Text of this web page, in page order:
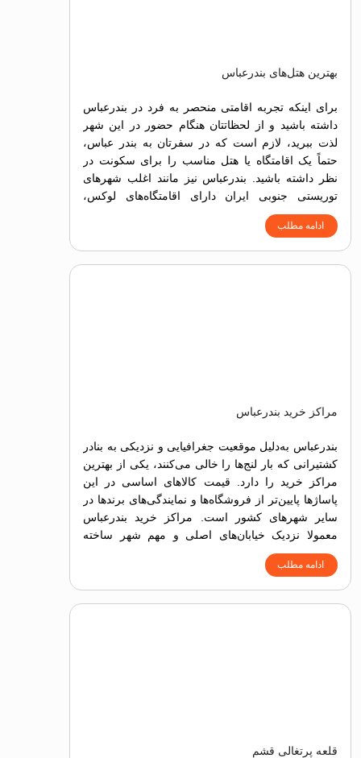
بهترین هتل‌های بندرعباس
برای اینکه تجربه اقامتی منحصر به فرد در بندرعباس
داشته باشید و از لحظاتتان هنگام حضور در این شهر
لذت ببرید، لازم است که در سفرتان به بندر عباس،
حتماً یک اقامتگاه یا هتل مناسب را برای سکونت در
نظر داشته باشید. بندرعباس نیز مانند اغلب شهرهای
توریستی جنوبی ایران دارای اقامتگاه‌های لوکس،
ساحلی و اقتصادی است.
ادامه مطلب
مراکز خرید بندرعباس
بندرعباس به‌دلیل موقعیت جغرافیایی و نزدیکی به بنادر
کشتیرانی که بار لنج‌ها را خالی می‌کنند، یکی از بهترین
مراکز خرید را دارد. قیمت کالاهای اساسی در این
پاساژها پایین‌تر از فروشگاه‌ها و نمایندگی‌های برندها در
سایر شهرهای کشور است. مراکز خرید بندرعباس
معمولا نزدیک خیابان‌های اصلی و مهم شهر ساخته
شده‌اند تا دسترسی به آن‌ها آسان باشد.
ادامه مطلب
قلعه پرتغالی قشم